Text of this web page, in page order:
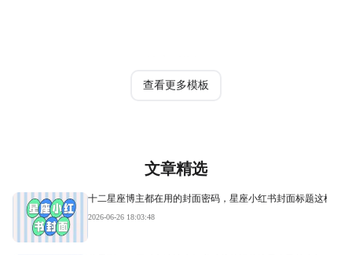
查看更多模板
文章精选
十二星座博主都在用的封面密码，星座小红书封面标题这样写
2026-06-26 18:03:48